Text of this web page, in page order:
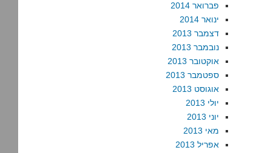
פברואר 2014
ינואר 2014
דצמבר 2013
נובמבר 2013
אוקטובר 2013
ספטמבר 2013
אוגוסט 2013
יולי 2013
יוני 2013
מאי 2013
אפריל 2013